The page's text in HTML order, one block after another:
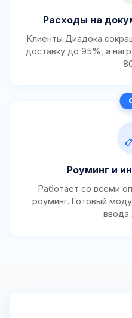
Расходы на
Клиенты Диадока
доставку до 95%, а
Роуминг и
Работает со всеми
роуминг. Готовый
ввода